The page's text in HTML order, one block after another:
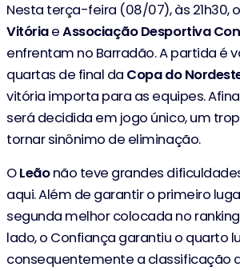
Nesta terça-feira (08/07), às 21h30, o
VitóriaeAssociação Desportiva
enfrentam no Barradão. A partida é
quartas de final da Copa do
vitória importa para as equipes.
será decidida em jogo único, um
tornar sinônimo de eliminação.
OLeãonão teve grandes
aqui. Além de garantir o primeiro
segunda melhor colocada no
lado, o Confiança garantiu o quarto
consequentemente a classificação